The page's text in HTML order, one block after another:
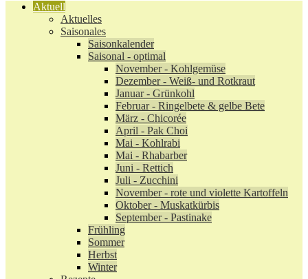
Aktuell
Aktuelles
Saisonales
Saisonkalender
Saisonal - optimal
November - Kohlgemüse
Dezember - Weiß- und Rotkraut
Januar - Grünkohl
Februar - Ringelbete & gelbe Bete
März - Chicorée
April - Pak Choi
Mai - Kohlrabi
Mai - Rhabarber
Juni - Rettich
Juli - Zucchini
November - rote und violette Kartoffeln
Oktober - Muskatkürbis
September - Pastinake
Frühling
Sommer
Herbst
Winter